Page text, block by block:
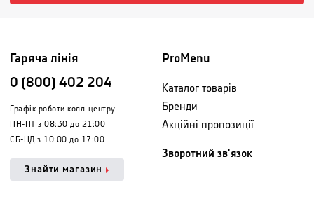
Гаряча лінія
0 (800) 402 204
Графік роботи колл-центру
ПН-ПТ з 08:30 до 21:00
СБ-НД з 10:00 до 17:00
Знайти магазин
ProMenu
Каталог товарів
Бренди
Акційні пропозиції
Зворотний зв'язок